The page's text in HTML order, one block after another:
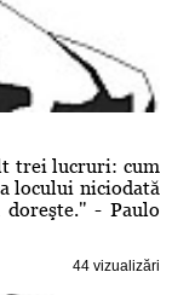
trei lucruri: cum
locului niciodată
doreşte." - Paulo
44 vizualizări